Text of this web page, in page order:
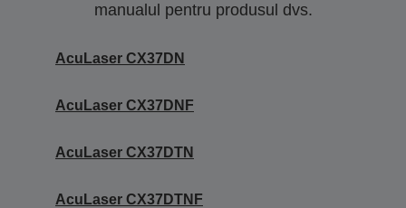
manualul pentru produsul dvs.
AcuLaser CX37DN
AcuLaser CX37DNF
AcuLaser CX37DTN
AcuLaser CX37DTNF